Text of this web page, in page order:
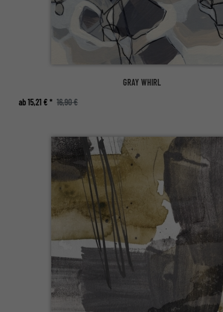
GRAY WHIRL
ab 15,21 € * 16,90 €